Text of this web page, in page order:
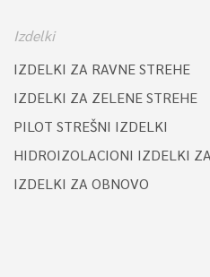
Izdelki
IZDELKI ZA RAVNE STREHE
IZDELKI ZA ZELENE STREHE
PILOT STREŠNI IZDELKI
HIDROIZOLACIONI IZDELKI
IZDELKI ZA OBNOVO